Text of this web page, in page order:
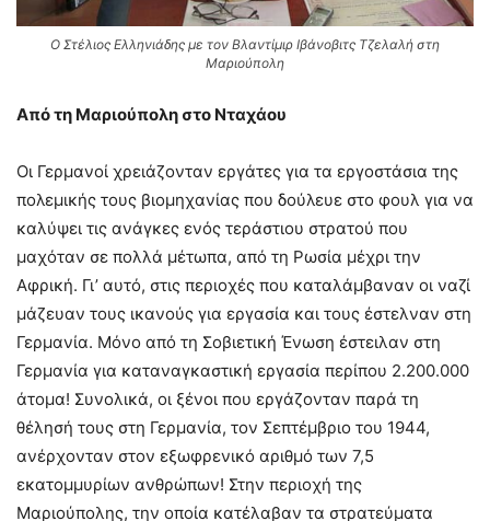
Ο Στέλιος Ελληνιάδης με τον Βλαντίμιρ Ιβάνοβιτς Τζελαλή στη
Μαριούπολη
Από τη Μαριούπολη στο Νταχάου
Οι Γερμανοί χρειάζονταν εργάτες για τα εργοστάσια της
πολεμικής τους βιομηχανίας που δούλευε στο φουλ για να
καλύψει τις ανάγκες ενός τεράστιου στρατού που
μαχόταν σε πολλά μέτωπα, από τη Ρωσία μέχρι την
Αφρική. Γι’ αυτό, στις περιοχές που καταλάμβαναν οι ναζί
μάζευαν τους ικανούς για εργασία και τους έστελναν στη
Γερμανία. Μόνο από τη Σοβιετική Ένωση έστειλαν στη
Γερμανία για καταναγκαστική εργασία περίπου 2.200.000
άτομα! Συνολικά, οι ξένοι που εργάζονταν παρά τη
θέλησή τους στη Γερμανία, τον Σεπτέμβριο του 1944,
ανέρχονταν στον εξωφρενικό αριθμό των 7,5
εκατομμυρίων ανθρώπων! Στην περιοχή της
Μαριούπολης, την οποία κατέλαβαν τα στρατεύματα